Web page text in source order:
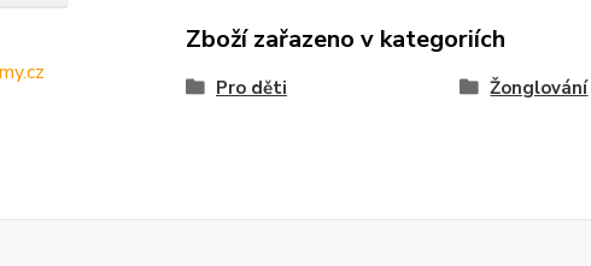
Zboží zařazeno v kategoriích
Pro děti Žonglování